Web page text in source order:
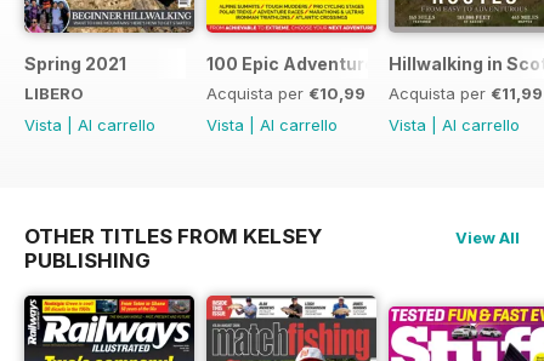
Spring 2021
LIBERO
Vista
Al carrello
100 Epic Adventures (by The Great
Acquista per €10,99
Vista
Al carrello
Hillwalking in
Acquista per €11,99
Vista
Al carrello
OTHER TITLES FROM KELSEY
PUBLISHING
View All